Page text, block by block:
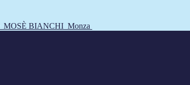
MOSÈ BIANCHI Monza